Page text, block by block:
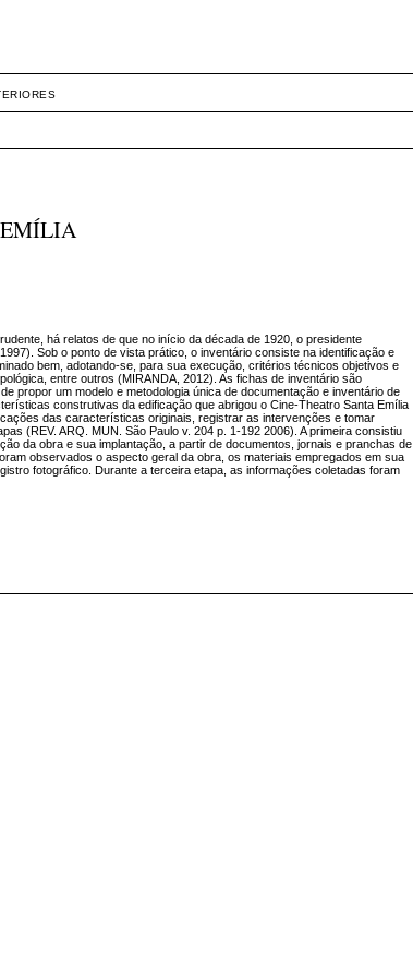
há relatos de que no início da década de 1920, o presidente
Sob o ponto de vista prático, o inventário consiste na identificação e
bem, adotando-se, para sua execução, critérios técnicos objetivos e
entre outros (MIRANDA, 2012). As fichas de inventário são
propor um modelo e metodologia única de documentação e inventário de
construtivas da edificação que abrigou o Cine-Theatro Santa Emília
das características originais, registrar as intervenções e tomar
(REV. ARQ. MUN. São Paulo v. 204 p. 1-192 2006). A primeira consistiu
da obra e sua implantação, a partir de documentos, jornais e pranchas de
observados o aspecto geral da obra, os materiais empregados em sua
fotográfico. Durante a terceira etapa, as informações coletadas foram